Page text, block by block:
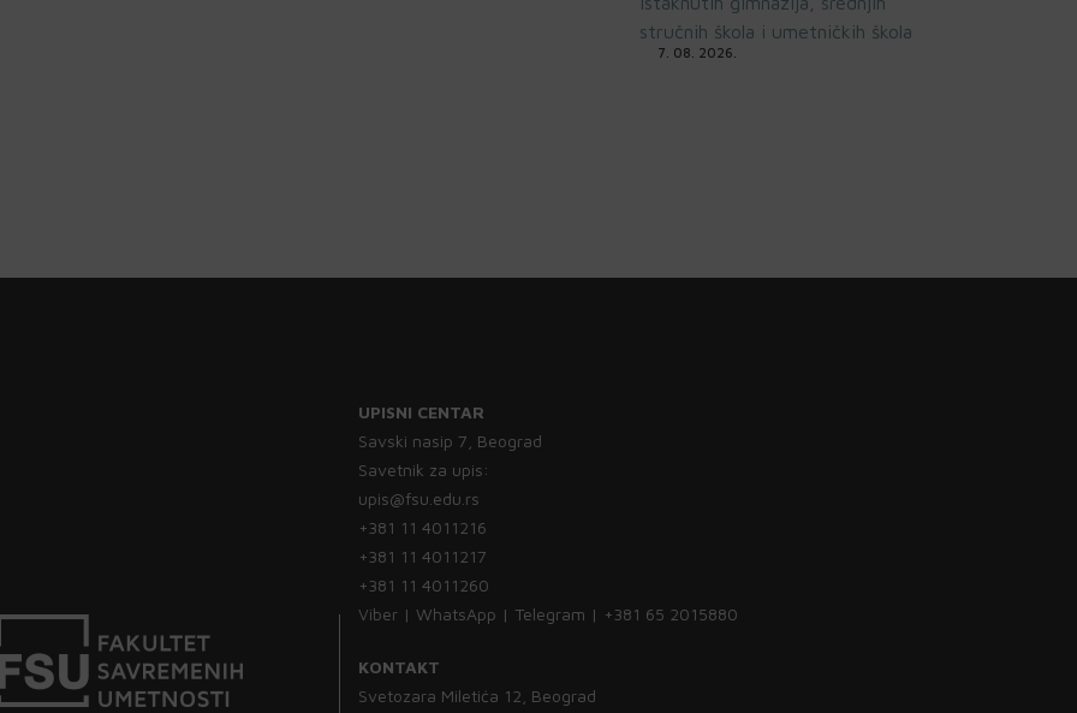
stručnih škola i umetničkih škola
7. 08. 2026.
UPISNI CENTAR
Savski nasip 7, Beograd
Savetnik za upis:
upis@fsu.edu.rs
+381 11 4011216
+381 11 4011217
+381 11 4011260
Viber | WhatsApp | Telegram | +381 65 2015880
KONTAKT
Svetozara Miletića 12, Beograd